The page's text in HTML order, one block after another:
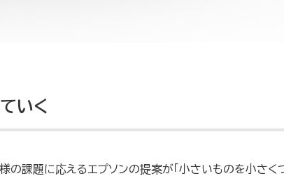
いく
課題に応えるエプソンの提案が「小さいものを小さく